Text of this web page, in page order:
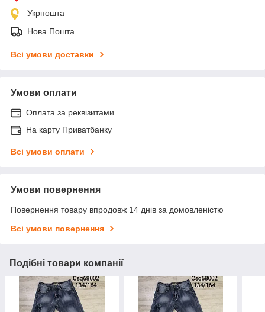
Укрпошта
Нова Пошта
Всі умови доставки
Умови оплати
Оплата за реквізитами
На карту Приватбанку
Всі умови оплати
Умови повернення
Повернення товару впродовж 14 днів за домовленістю
Всі умови повернення
Подібні товари компанії